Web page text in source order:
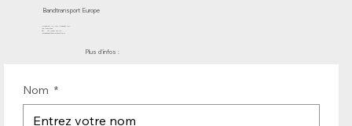
Bandtransport Europe
Molenwerf 12 | DB Uitgeest 1911
les Pays-Bas
Tél. : +31 (0)251 319 119
info@bandtransporteurope.nl
Plus d'infos :
Nom *